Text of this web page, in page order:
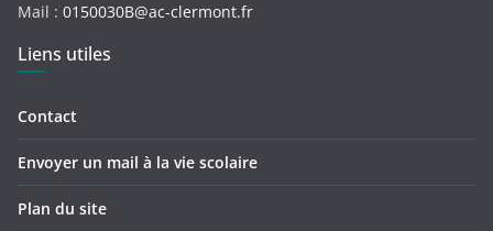
Mail : 0150030B@ac-clermont.fr
Liens utiles
Contact
Envoyer un mail à la vie scolaire
Plan du site